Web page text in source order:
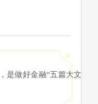
，是做好金融“五篇大文